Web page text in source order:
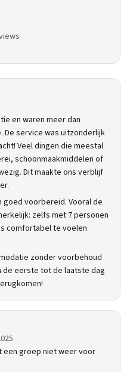
en waren meer dan
service was uitzonderlijk
Veel dingen die meestal
schoonmaakmiddelen of
Dit maakte ons verblijf
goed voorbereid. Vooral de
zelfs met 7 personen
comfortabel te voelen
zonder voorbehoud
de eerste tot de laatste dag
een groep niet weer voor